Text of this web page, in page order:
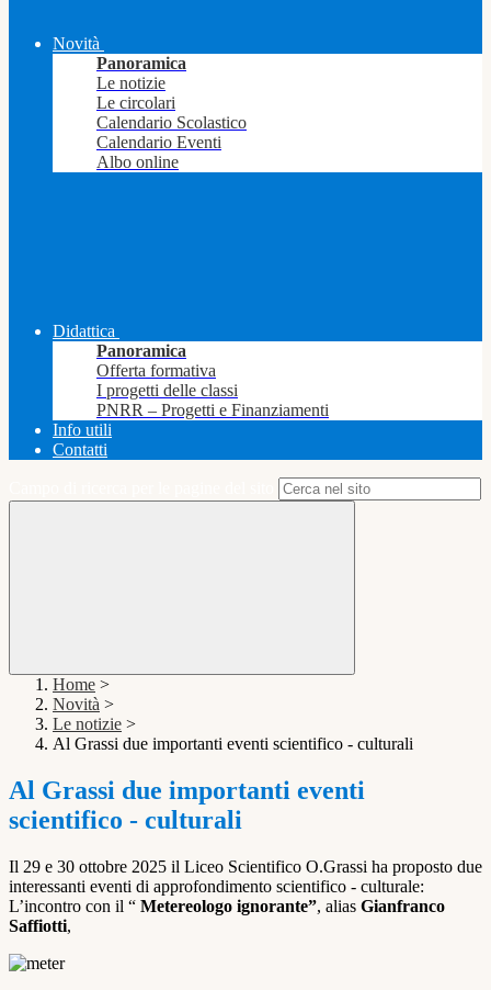
Novità
Panoramica
Le notizie
Le circolari
Calendario Scolastico
Calendario Eventi
Albo online
Didattica
Panoramica
Offerta formativa
I progetti delle classi
PNRR – Progetti e Finanziamenti
Info utili
Contatti
Home >
Novità >
Le notizie >
Al Grassi due importanti eventi scientifico - culturali
Al Grassi due importanti eventi
scientifico - culturali
Il 29 e 30 ottobre 2025 il Liceo Scientifico O.Grassi ha proposto due
interessanti eventi di approfondimento scientifico - culturale:
L’incontro con il “ Metereologo ignorante”, alias Gianfranco
Saffiotti,